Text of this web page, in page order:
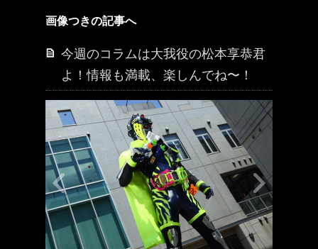
画像つきの記事へ
今週のコラムは大我役の松本享恭君
よ！情報も満載、楽しんでね〜！